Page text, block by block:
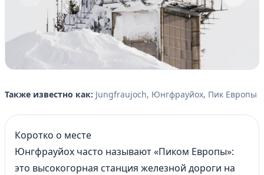
1
5
Также известно как: Jungfraujoch, Юнгфрауйох, Пик Европы
Коротко о месте
Юнгфрауйох часто называют «Пиком Европы»:
это высокогорная станция железной дороги на